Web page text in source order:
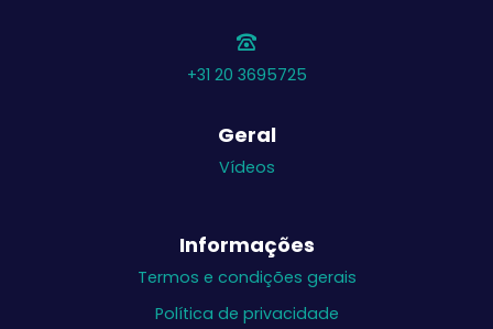
+31 20 3695725
Geral
Vídeos
Informações
Termos e condições gerais
Política de privacidade